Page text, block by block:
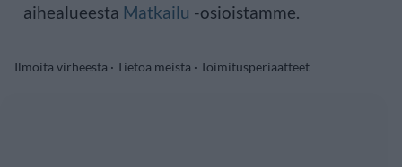
aihealueesta Matkailu -osioistamme.
Ilmoita virheestä · Tietoa meistä · Toimitusperiaatteet